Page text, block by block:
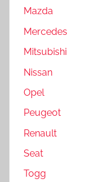
Mazda
Mercedes
Mitsubishi
Nissan
Opel
Peugeot
Renault
Seat
Togg